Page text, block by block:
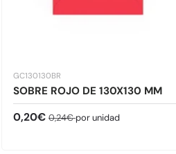
GC130130BR
SOBRE ROJO DE 130X130 MM
Precio de venta
0,20€ Precio normal
0,24€por unidad